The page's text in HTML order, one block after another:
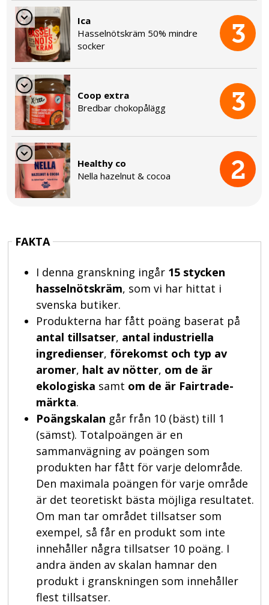
Ica
Hasselnötskräm 50% mindre
socker
3
Coop extra
Bredbar chokopålägg
3
Healthy co
Nella hazelnut & cocoa
2
FAKTA
I denna granskning ingår 15 stycken
hasselnötskräm, som vi har hittat i
svenska butiker.
Produkterna har fått poäng baserat på
antal tillsatser, antal industriella
ingredienser, förekomst och typ av
aromer, halt av nötter, om de är
ekologiska samt om de är Fairtrade-
märkta.
Poängskalan går från 10 (bäst) till 1
(sämst). Totalpoängen är en
sammanvägning av poängen som
produkten har fått för varje delområde.
Den maximala poängen för varje område
är det teoretiskt bästa möjliga resultatet.
Om man tar området tillsatser som
exempel, så får en produkt som inte
innehåller några tillsatser 10 poäng. I
andra änden av skalan hamnar den
produkt i granskningen som innehåller
flest tillsatser.